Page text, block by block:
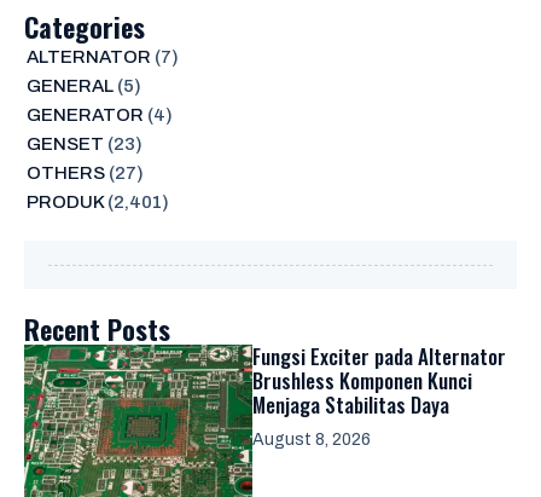
Categories
ALTERNATOR (7)
GENERAL(5)
GENERATOR (4)
GENSET (23)
OTHERS(27)
PRODUK(2,401)
Recent Posts
Fungsi Exciter pada Alternator
Brushless Komponen Kunci
Menjaga Stabilitas Daya
August 8, 2026